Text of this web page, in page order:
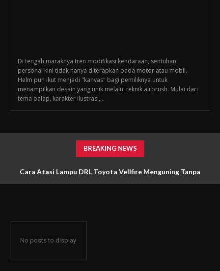
Di tengah maraknya tren modifikasi kendaraan, sentuhan
personal kini tidak hanya diterapkan pada motor atau mobil.
Helm pun ikut menjadi "kanvas" bagi pemiliknya untuk
menampilkan desain yang unik melalui teknik airbrush. Mulai dari
tema balap, karakter ilustrasi,...
BREAKING NEWS
Cara Atasi Lampu DRL Toyota Vellfire Menguning Tanpa
No posts to display